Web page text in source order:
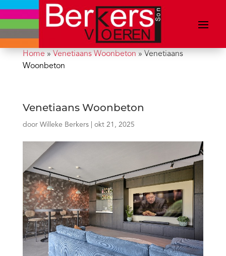
Home» Venetiaans Woonbeton » Venetiaans
Woonbeton
Venetiaans Woonbeton
door Willeke Berkers| okt 21, 2025